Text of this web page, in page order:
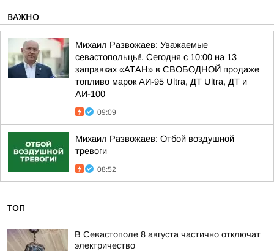
ВАЖНО
Михаил Развожаев: Уважаемые
севастопольцы!. Сегодня с 10:00 на 13
заправках «АТАН» в СВОБОДНОЙ продаже
топливо марок АИ-95 Ultra, ДТ Ultra, ДТ и
АИ-100
09:09
Михаил Развожаев: Отбой воздушной
тревоги
08:52
ТОП
В Севастополе 8 августа частично отключат
электричество